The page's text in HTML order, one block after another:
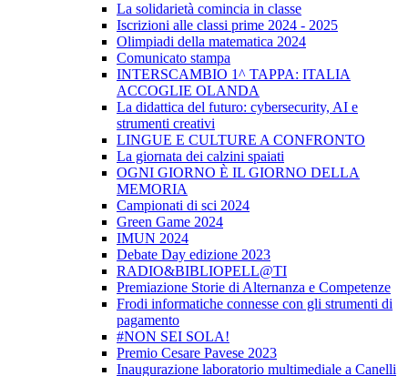
La solidarietà comincia in classe
Iscrizioni alle classi prime 2024 - 2025
Olimpiadi della matematica 2024
Comunicato stampa
INTERSCAMBIO 1^ TAPPA: ITALIA
ACCOGLIE OLANDA
La didattica del futuro: cybersecurity, AI e
strumenti creativi
LINGUE E CULTURE A CONFRONTO
La giornata dei calzini spaiati
OGNI GIORNO È IL GIORNO DELLA
MEMORIA
Campionati di sci 2024
Green Game 2024
IMUN 2024
Debate Day edizione 2023
RADIO&BIBLIOPELL@TI
Premiazione Storie di Alternanza e Competenze
Frodi informatiche connesse con gli strumenti di
pagamento
#NON SEI SOLA!
Premio Cesare Pavese 2023
Inaugurazione laboratorio multimediale a Canelli